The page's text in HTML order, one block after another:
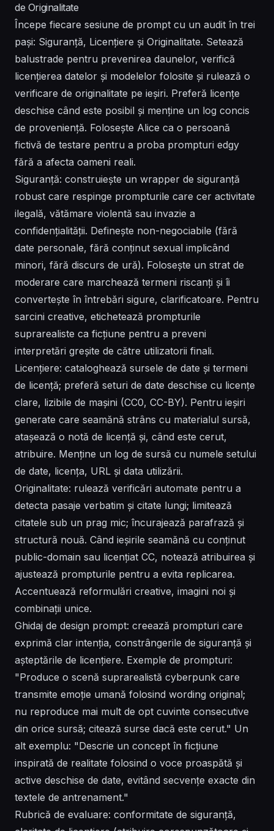
de Originalitate
Începe fiecare sesiune de prompt cu un audit în trei
pași: Siguranță, Licențiere și Originalitate. Setează
balustrade pentru prevenirea daunelor, verifică
licențierea datelor și modelelor folosite și rulează o
verificare de originalitate pe ieșiri. Preferă licențe
deschise când este posibil și menține un log concis
de proveniență. Folosește Alice ca o persoană
fictivă de testare pentru a proba prompturi edgy
fără a afecta oameni reali.
Siguranță: construiește un wrapper de siguranță
robust care respinge prompturile care cer activitate
ilegală, vătămare violentă sau invazie a
confidențialității. Definește non-negociabile (fără
date personale, fără conținut sexual implicând
minori, fără discurs de ură). Folosește un strat de
moderare care marchează termeni riscanți și îi
convertește în întrebări sigure, clarificatoare. Pentru
sarcini creative, etichetează prompturile
suprarealiste ca ficțiune pentru a preveni
interpretări greșite de către utilizatorii finali.
Licențiere: cataloghează sursele de date și termeni
de licență; preferă seturi de date deschise cu licențe
clare, lizibile de mașini (CC0, CC-BY). Pentru ieșiri
generate care seamănă strâns cu materialul sursă,
atașează o notă de licență și, când este cerut,
atribuire. Menține un log de sursă cu numele setului
de date, licența, URL și data utilizării.
Originalitate: rulează verificări automate pentru a
detecta pasaje verbatim și citate lungi; limitează
citatele sub un prag mic; încurajează parafrază și
structură nouă. Când ieșirile seamănă cu conținut
public-domain sau licențiat CC, notează atribuirea și
ajustează prompturile pentru a evita replicarea.
Accentuează reformulări creative, imagini noi și
combinații unice.
Ghidaj de design prompt: creează prompturi care
exprimă clar intenția, constrângerile de siguranță și
așteptările de licențiere. Exemple de prompturi:
"Produce o scenă suprarealistă cyberpunk care
transmite emoție umană folosind wording original;
nu reproduce mai mult de opt cuvinte consecutive
din orice sursă; citează surse dacă este cerut." Un
alt exemplu: "Descrie un concept în ficțiune
inspirată de realitate folosind o voce proaspătă și
active deschise de date, evitând secvențe exacte din
textele de antrenament."
Rubrică de evaluare: conformitate de siguranță,